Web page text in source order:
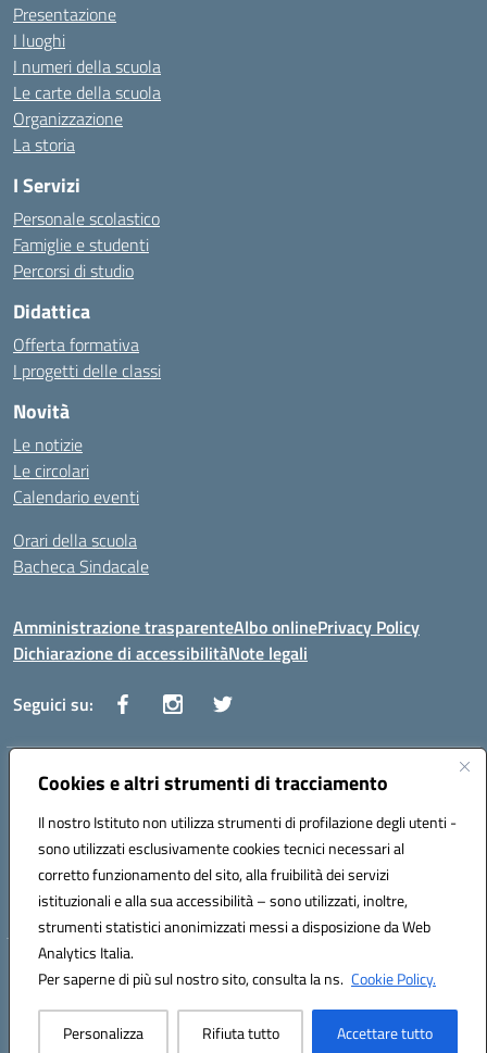
Cookies e altri strumenti di tracciamento
Il nostro Istituto non utilizza strumenti di profilazione degli utenti -
sono utilizzati esclusivamente cookies tecnici necessari al
corretto funzionamento del sito, alla fruibilità dei servizi
istituzionali e alla sua accessibilità – sono utilizzati, inoltre,
strumenti statistici anonimizzati messi a disposizione da Web
Analytics Italia.
Per saperne di più sul nostro sito, consulta la ns. Cookie Policy.
Personalizza Rifiuta tutto Accettare tutto
Presentazione
I luoghi
I numeri della scuola
Le carte della scuola
Organizzazione
La storia
I Servizi
Personale scolastico
Famiglie e studenti
Percorsi di studio
Didattica
Offerta formativa
I progetti delle classi
Novità
Le notizie
Le circolari
Calendario eventi
Orari della scuola
Bacheca Sindacale
Amministrazione trasparenteAlbo onlinePrivacy Policy
Dichiarazione di accessibilitàNote legali
Seguici su:
Indirizzo:Via Vaccari n.5 e Via Falcone n.20 - 91025 Marsala
Posta elettronica certificata (PEC):tppm03000q@pec.istruzione.it
Codice fiscale: 82004490817
Codice meccanografico: TPPM03000Q
Hosting & Powered by 3D Solution S.r.l.
Concept & Design by Designers Italia